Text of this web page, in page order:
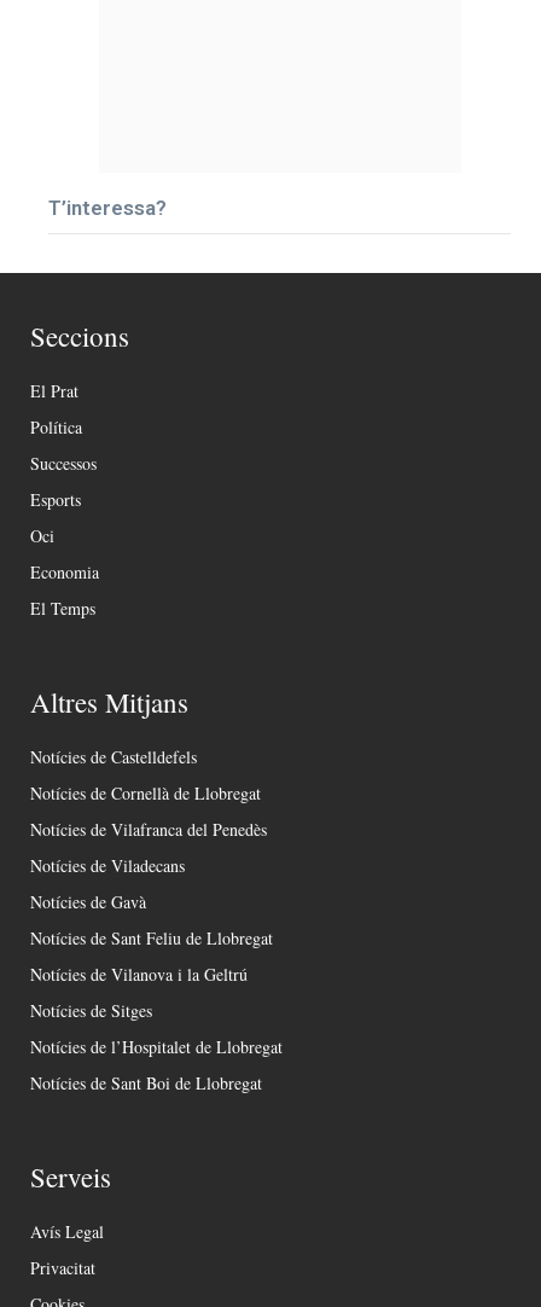
T’interessa?
Seccions
El Prat
Política
Successos
Esports
Oci
Economia
El Temps
Altres Mitjans
Notícies de Castelldefels
Notícies de Cornellà de Llobregat
Notícies de Vilafranca del Penedès
Notícies de Viladecans
Notícies de Gavà
Notícies de Sant Feliu de Llobregat
Notícies de Vilanova i la Geltrú
Notícies de Sitges
Notícies de l’Hospitalet de Llobregat
Notícies de Sant Boi de Llobregat
Serveis
Avís Legal
Privacitat